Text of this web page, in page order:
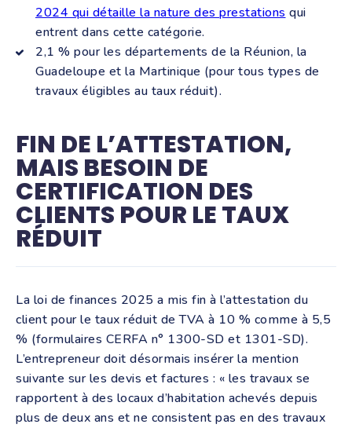
2024 qui détaille la nature des prestations qui
entrent dans cette catégorie.
2,1 % pour les départements de la Réunion, la
Guadeloupe et la Martinique (pour tous types de
travaux éligibles au taux réduit).
FIN DE L’ATTESTATION,
MAIS BESOIN DE
CERTIFICATION DES
CLIENTS POUR LE TAUX
RÉDUIT
La loi de finances 2025 a mis fin à l’attestation du
client pour le taux réduit de TVA à 10 % comme à 5,5
% (formulaires CERFA n° 1300-SD et 1301-SD).
L’entrepreneur doit désormais insérer la mention
suivante sur les devis et factures : « les travaux se
rapportent à des locaux d’habitation achevés depuis
plus de deux ans et ne consistent pas en des travaux